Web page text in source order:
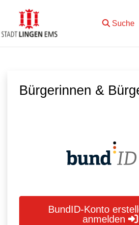
Zum Hauptinhalt springen
Suche
Bürgerinnen &
BundID-Konto
anmelden